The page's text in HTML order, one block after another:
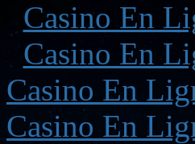
Casino En
Casino En
Casino En
Casino En